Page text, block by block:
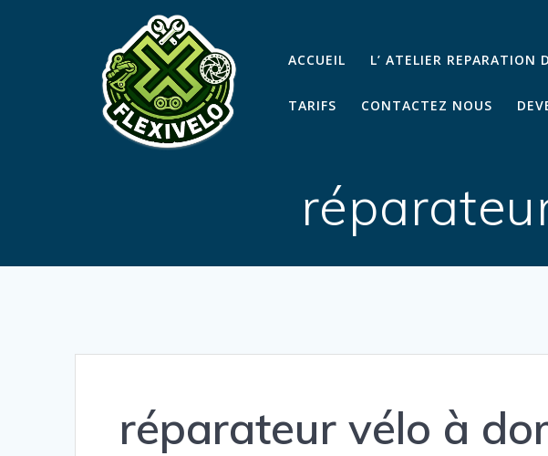
ACCUEIL L’ ATELIER REPARATION
TARIFS CONTACTEZ NOUS
réparateur vélo à